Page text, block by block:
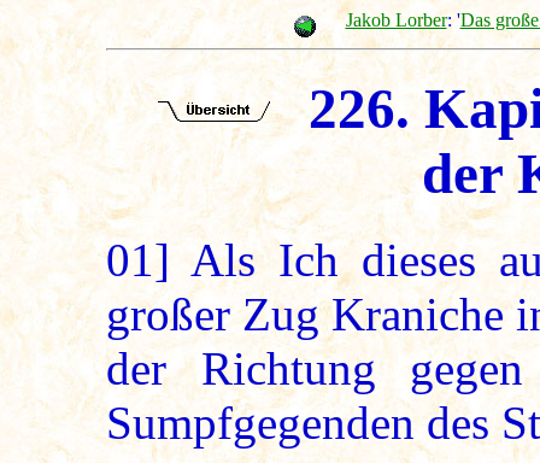
Jakob Lorber: 'Das
226.
der
01] Als Ich dieses
großer Zug Kraniche
der Richtung
Sumpfgegenden des